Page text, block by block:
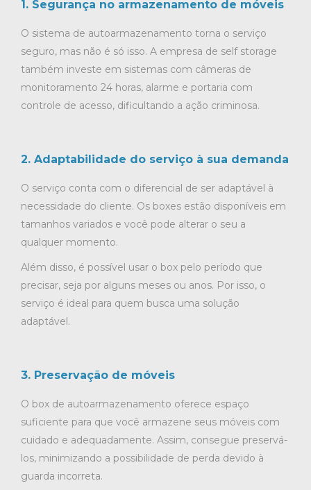
1. Segurança no armazenamento de móveis
O sistema de autoarmazenamento torna o serviço
seguro, mas não é só isso. A empresa de self storage
também investe em sistemas com câmeras de
monitoramento 24 horas, alarme e portaria com
controle de acesso, dificultando a ação criminosa.
2. Adaptabilidade do serviço à sua demanda
O serviço conta com o diferencial de ser adaptável à
necessidade do cliente. Os boxes estão disponíveis em
tamanhos variados e você pode alterar o seu a
qualquer momento.
Além disso, é possível usar o box pelo período que
precisar, seja por alguns meses ou anos. Por isso, o
serviço é ideal para quem busca uma solução
adaptável.
3. Preservação de móveis
O box de autoarmazenamento oferece espaço
suficiente para que você armazene seus móveis com
cuidado e adequadamente. Assim, consegue preservá-
los, minimizando a possibilidade de perda devido à
guarda incorreta.